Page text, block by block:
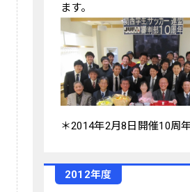
ます。
＊2014年2月8日開催10周
2012年度